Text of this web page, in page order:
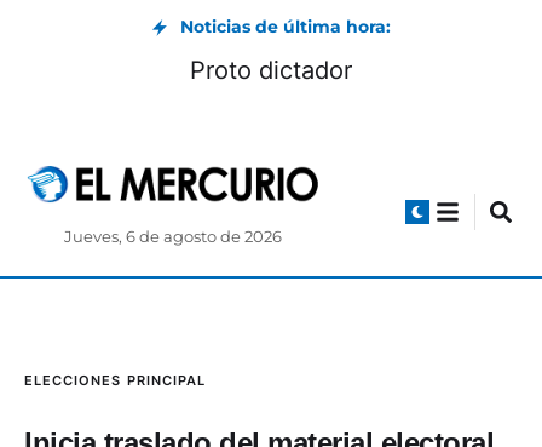
Noticias de última hora:
Proto dictador
Jueves, 6 de agosto de 2026
ELECCIONES PRINCIPAL